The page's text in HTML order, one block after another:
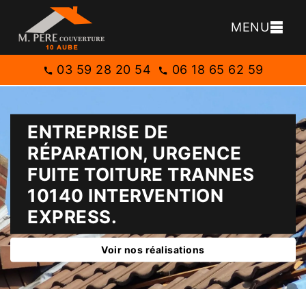
MENU
03 59 28 20 54 06 18 65 62 59
ENTREPRISE DE
RÉPARATION, URGENCE
FUITE TOITURE TRANNES
10140 INTERVENTION
EXPRESS.
Voir nos réalisations